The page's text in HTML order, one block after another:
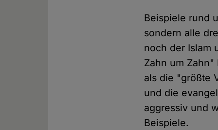
Beispiele rund
sondern alle
noch der Islam
Zahn um
als die "größte
und die
aggressiv und
Beispiele.